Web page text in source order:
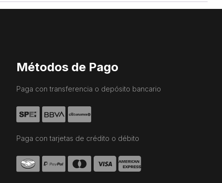
Métodos de Pago
Paga con transferencia o depósito bancario
Paga con tarjetas de crédito o débito